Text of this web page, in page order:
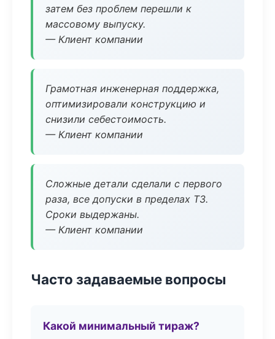
затем без проблем перешли к
массовому выпуску.
— Клиент компании
Грамотная инженерная поддержка,
оптимизировали конструкцию и
снизили себестоимость.
— Клиент компании
Сложные детали сделали с первого
раза, все допуски в пределах ТЗ.
Сроки выдержаны.
— Клиент компании
Часто задаваемые вопросы
Какой минимальный тираж?